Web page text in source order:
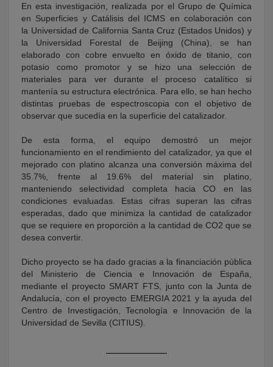
En esta investigación, realizada por el Grupo de Química
en Superficies y Catálisis del ICMS en colaboración con
la Universidad de California Santa Cruz (Estados Unidos) y
la Universidad Forestal de Beijing (China), se han
elaborado con cobre envuelto en óxido de titanio, con
potasio como promotor y se hizo una selección de
materiales para ver durante el proceso catalítico si
mantenía su estructura electrónica. Para ello, se han hecho
distintas pruebas de espectroscopia con el objetivo de
observar que sucedía en la superficie del catalizador.
De esta forma, el equipo demostró un mejor
funcionamiento en el rendimiento del catalizador, ya que el
mejorado con platino alcanza una conversión máxima del
35.7%, frente al 19.6% del material sin platino,
manteniendo selectividad completa hacia CO en las
condiciones evaluadas. Estas cifras superan las cifras
esperadas, dado que minimiza la cantidad de catalizador
que se requiere en proporción a la cantidad de CO2 que se
desea convertir.
Dicho proyecto se ha dado gracias a la financiación pública
del Ministerio de Ciencia e Innovación de España,
mediante el proyecto SMART FTS, junto con la Junta de
Andalucía, con el proyecto EMERGIA 2021 y la ayuda del
Centro de Investigación, Tecnología e Innovación de la
Universidad de Sevilla (CITIUS).